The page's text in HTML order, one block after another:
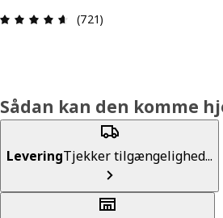
Anmeldelse: 4.6 Ud af 5
(721)
Sådan kan den komme
LeveringTjekker tilgængelighed...